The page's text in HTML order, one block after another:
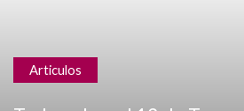
Articulos